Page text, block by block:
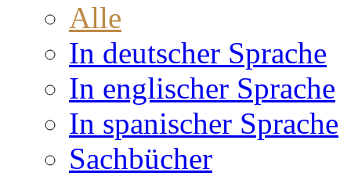
Alle
In deutscher Sprache
In englischer Sprache
In spanischer Sprache
Sachbücher